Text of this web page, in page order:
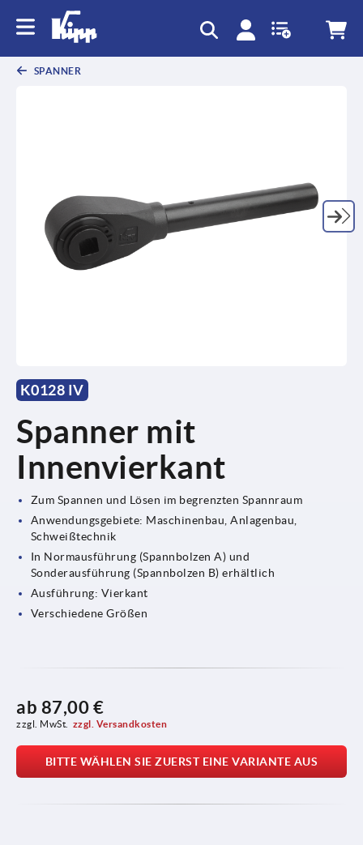
SPANNER
K0128 IV
Spanner mit
Innenvierkant
Zum Spannen und Lösen im begrenzten Spannraum
Anwendungsgebiete: Maschinenbau, Anlagenbau,
Schweißtechnik
In Normausführung (Spannbolzen A) und
Sonderausführung (Spannbolzen B) erhältlich
Ausführung: Vierkant
Verschiedene Größen
ab 87,00 €
zzgl. MwSt. zzgl. Versandkosten
BITTE WÄHLEN SIE ZUERST EINE VARIANTE AUS